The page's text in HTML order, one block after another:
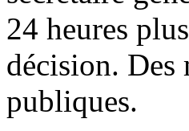
24 heures
décision. Des
publiques.